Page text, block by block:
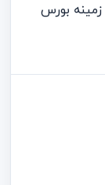
بورس